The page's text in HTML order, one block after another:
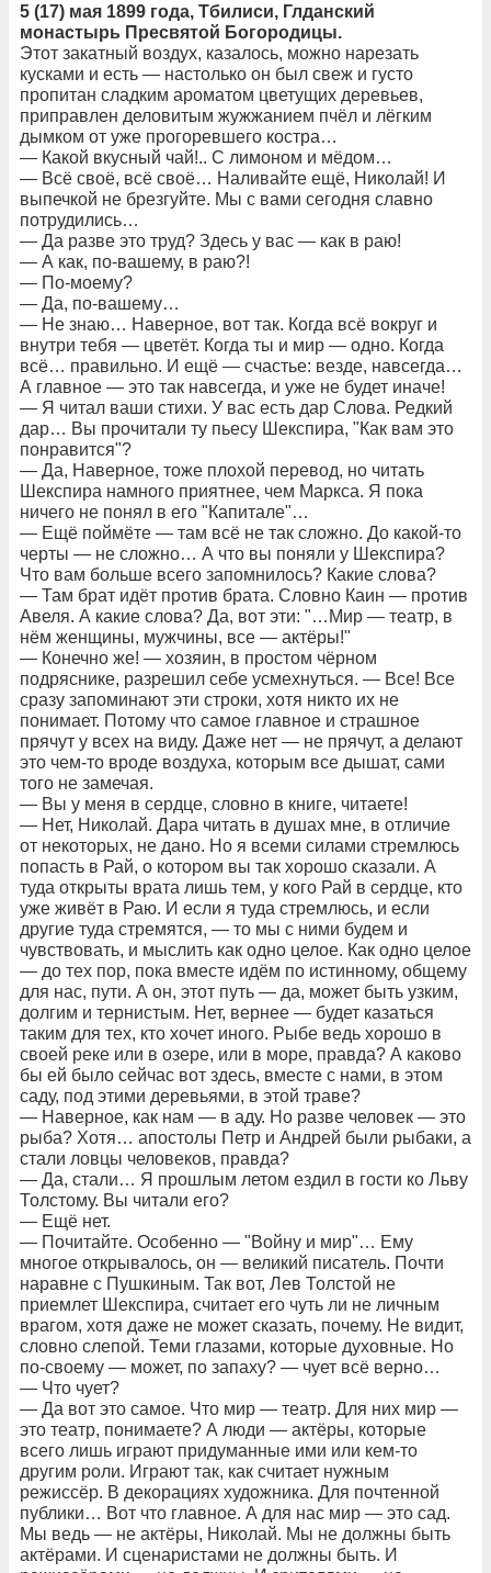
5 (17) мая 1899 года, Тбилиси, Глданский
монастырь Пресвятой Богородицы.
Этот закатный воздух, казалось, можно нарезать
кусками и есть — настолько он был свеж и густо
пропитан сладким ароматом цветущих деревьев,
приправлен деловитым жужжанием пчёл и лёгким
дымком от уже прогоревшего костра…
— Какой вкусный чай!.. С лимоном и мёдом…
— Всё своё, всё своё… Наливайте ещё, Николай! И
выпечкой не брезгуйте. Мы с вами сегодня славно
потрудились…
— Да разве это труд? Здесь у вас — как в раю!
— А как, по-вашему, в раю?!
— По-моему?
— Да, по-вашему…
— Не знаю… Наверное, вот так. Когда всё вокруг и
внутри тебя — цветёт. Когда ты и мир — одно. Когда
всё… правильно. И ещё — счастье: везде, навсегда…
А главное — это так навсегда, и уже не будет иначе!
— Я читал ваши стихи. У вас есть дар Слова. Редкий
дар… Вы прочитали ту пьесу Шекспира, "Как вам это
понравится"?
— Да, Наверное, тоже плохой перевод, но читать
Шекспира намного приятнее, чем Маркса. Я пока
ничего не понял в его "Капитале"…
— Ещё поймёте — там всё не так сложно. До какой-то
черты — не сложно… А что вы поняли у Шекспира?
Что вам больше всего запомнилось? Какие слова?
— Там брат идёт против брата. Словно Каин — против
Авеля. А какие слова? Да, вот эти: "…Мир — театр, в
нём женщины, мужчины, все — актёры!"
— Конечно же! — хозяин, в простом чёрном
подряснике, разрешил себе усмехнуться. — Все! Все
сразу запоминают эти строки, хотя никто их не
понимает. Потому что самое главное и страшное
прячут у всех на виду. Даже нет — не прячут, а делают
это чем-то вроде воздуха, которым все дышат, сами
того не замечая.
— Вы у меня в сердце, словно в книге, читаете!
— Нет, Николай. Дара читать в душах мне, в отличие
от некоторых, не дано. Но я всеми силами стремлюсь
попасть в Рай, о котором вы так хорошо сказали. А
туда открыты врата лишь тем, у кого Рай в сердце, кто
уже живёт в Раю. И если я туда стремлюсь, и если
другие туда стремятся, — то мы с ними будем и
чувствовать, и мыслить как одно целое. Как одно целое
— до тех пор, пока вместе идём по истинному, общему
для нас, пути. А он, этот путь — да, может быть узким,
долгим и тернистым. Нет, вернее — будет казаться
таким для тех, кто хочет иного. Рыбе ведь хорошо в
своей реке или в озере, или в море, правда? А каково
бы ей было сейчас вот здесь, вместе с нами, в этом
саду, под этими деревьями, в этой траве?
— Наверное, как нам — в аду. Но разве человек — это
рыба? Хотя… апостолы Петр и Андрей были рыбаки, а
стали ловцы человеков, правда?
— Да, стали… Я прошлым летом ездил в гости ко Льву
Толстому. Вы читали его?
— Ещё нет.
— Почитайте. Особенно — "Войну и мир"… Ему
многое открывалось, он — великий писатель. Почти
наравне с Пушкиным. Так вот, Лев Толстой не
приемлет Шекспира, считает его чуть ли не личным
врагом, хотя даже не может сказать, почему. Не видит,
словно слепой. Теми глазами, которые духовные. Но
по-своему — может, по запаху? — чует всё верно…
— Что чует?
— Да вот это самое. Что мир — театр. Для них мир —
это театр, понимаете? А люди — актёры, которые
всего лишь играют придуманные ими или кем-то
другим роли. Играют так, как считает нужным
режиссёр. В декорациях художника. Для почтенной
публики… Вот что главное. А для нас мир — это сад.
Мы ведь — не актёры, Николай. Мы не должны быть
актёрами. И сценаристами не должны быть. И